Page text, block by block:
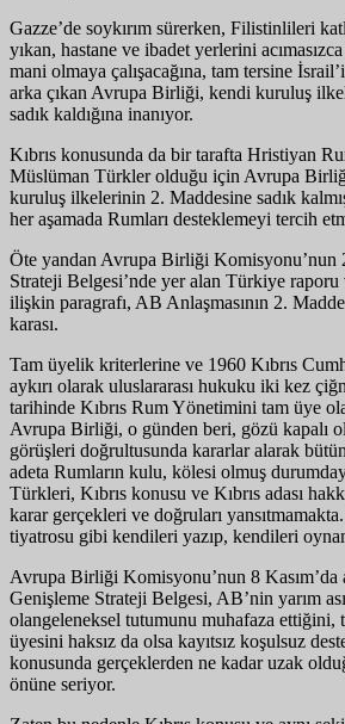
Gazze’de soykırım sürerken, Filistinlileri
yıkan, hastane ve ibadet yerlerini
mani olmaya çalışacağına, tam tersine
arka çıkan Avrupa Birliği, kendi kuruluş
sadık kaldığına inanıyor.
Kıbrıs konusunda da bir tarafta Hristiyan
Müslüman Türkler olduğu için Avrupa
kuruluş ilkelerinin 2. Maddesine sadık
her aşamada Rumları desteklemeyi tercih
Öte yandan Avrupa Birliği Komisyonu’nun
Strateji Belgesi’nde yer alan Türkiye raporu
ilişkin paragrafı, AB Anlaşmasının 2.
karası.
Tam üyelik kriterlerine ve 1960 Kıbrıs
aykırı olarak uluslararası hukuku iki kez
tarihinde Kıbrıs Rum Yönetimini tam üye
Avrupa Birliği, o günden beri, gözü kapalı
görüşleri doğrultusunda kararlar alarak
adeta Rumların kulu, kölesi olmuş
Türkleri, Kıbrıs konusu ve Kıbrıs adası
karar gerçekleri ve doğruları
tiyatrosu gibi kendileri yazıp, kendileri
Avrupa Birliği Komisyonu’nun 8 Kasım’da
Genişleme Strateji Belgesi, AB’nin yarım
olangeleneksel tutumunu muhafaza
üyesini haksız da olsa kayıtsız koşulsuz
konusunda gerçeklerden ne kadar uzak
önüne seriyor.